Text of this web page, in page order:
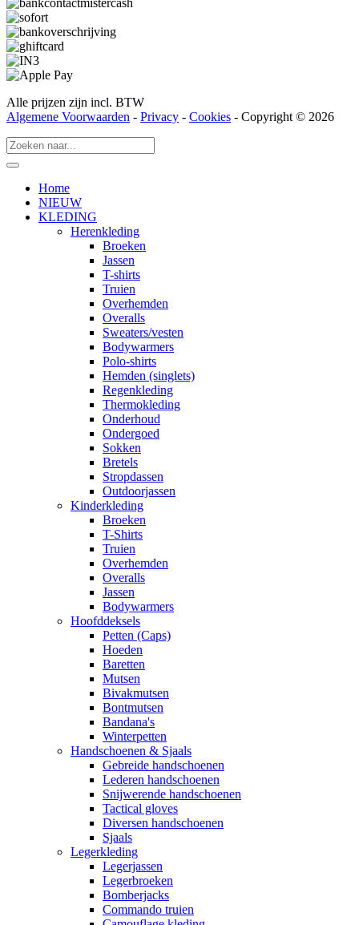
Alle prijzen zijn incl. BTW
Algemene Voorwaarden - Privacy - Cookies - Copyright © 2026
Home
NIEUW
KLEDING
Herenkleding
Broeken
Jassen
T-shirts
Truien
Overhemden
Overalls
Sweaters/vesten
Bodywarmers
Polo-shirts
Hemden (singlets)
Regenkleding
Thermokleding
Onderhoud
Ondergoed
Sokken
Bretels
Stropdassen
Outdoorjassen
Kinderkleding
Broeken
T-Shirts
Truien
Overhemden
Overalls
Jassen
Bodywarmers
Hoofddeksels
Petten (Caps)
Hoeden
Baretten
Mutsen
Bivakmutsen
Bontmutsen
Bandana's
Winterpetten
Handschoenen & Sjaals
Gebreide handschoenen
Lederen handschoenen
Snijwerende handschoenen
Tactical gloves
Diversen handschoenen
Sjaals
Legerkleding
Legerjassen
Legerbroeken
Bomberjacks
Commando truien